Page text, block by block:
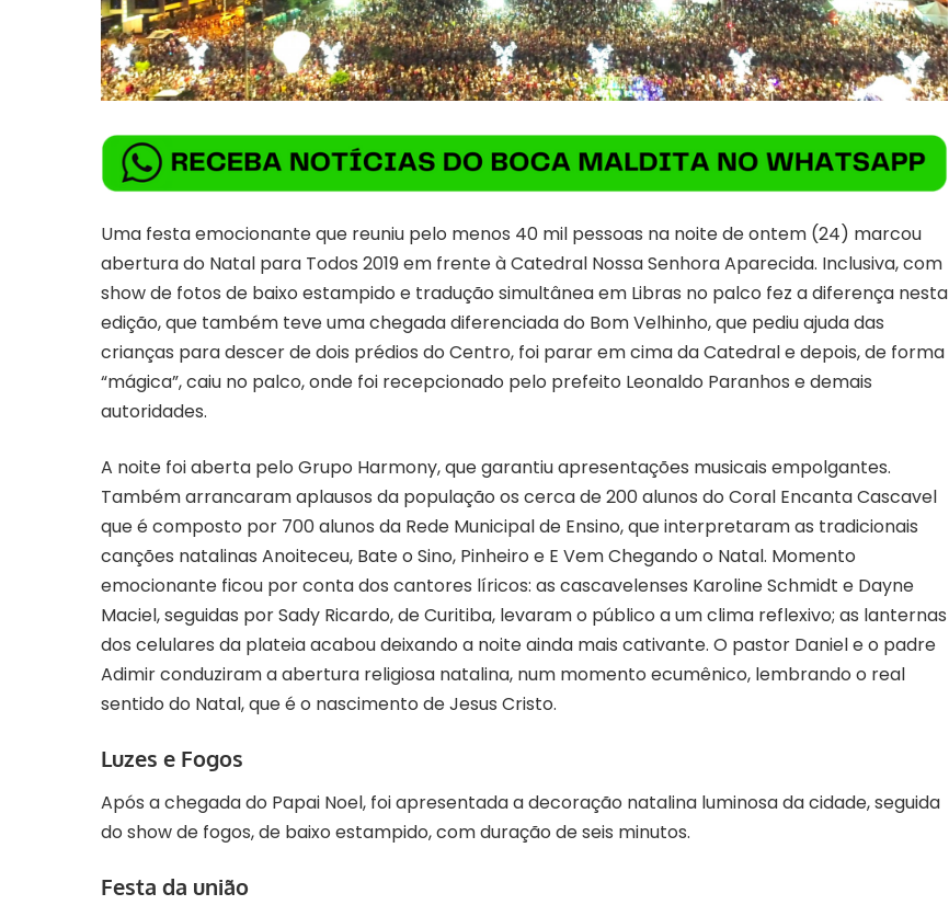
Uma festa emocionante que reuniu pelo menos 40 mil pessoas na noite de ontem (24) marcou
abertura do Natal para Todos 2019 em frente à Catedral Nossa Senhora Aparecida. Inclusiva, com
show de fotos de baixo estampido e tradução simultânea em Libras no palco fez a diferença nesta
edição, que também teve uma chegada diferenciada do Bom Velhinho, que pediu ajuda das
crianças para descer de dois prédios do Centro, foi parar em cima da Catedral e depois, de forma
“mágica”, caiu no palco, onde foi recepcionado pelo prefeito Leonaldo Paranhos e demais
autoridades.
A noite foi aberta pelo Grupo Harmony, que garantiu apresentações musicais empolgantes.
Também arrancaram aplausos da população os cerca de 200 alunos do Coral Encanta Cascavel
que é composto por 700 alunos da Rede Municipal de Ensino, que interpretaram as tradicionais
canções natalinas Anoiteceu, Bate o Sino, Pinheiro e E Vem Chegando o Natal. Momento
emocionante ficou por conta dos cantores líricos: as cascavelenses Karoline Schmidt e Dayne
Maciel, seguidas por Sady Ricardo, de Curitiba, levaram o público a um clima reflexivo; as lanternas
dos celulares da plateia acabou deixando a noite ainda mais cativante. O pastor Daniel e o padre
Adimir conduziram a abertura religiosa natalina, num momento ecumênico, lembrando o real
sentido do Natal, que é o nascimento de Jesus Cristo.
Luzes e Fogos
Após a chegada do Papai Noel, foi apresentada a decoração natalina luminosa da cidade, seguida
do show de fogos, de baixo estampido, com duração de seis minutos.
Festa da união